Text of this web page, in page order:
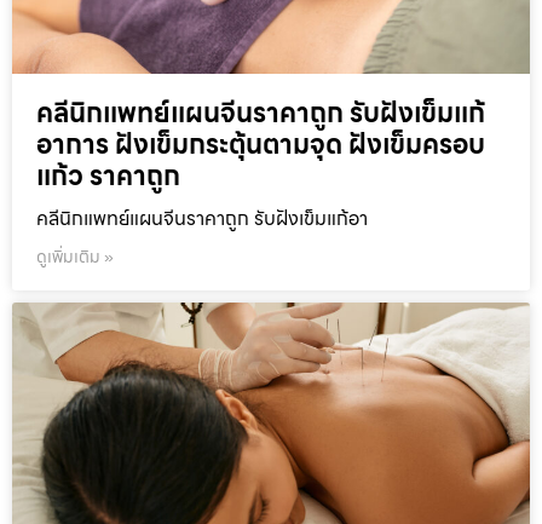
คลีนิกแพทย์แผนจีนราคาถูก รับฝังเข็มแก้
อาการ ฝังเข็มกระตุ้นตามจุด ฝังเข็มครอบ
แก้ว ราคาถูก
คลีนิกแพทย์แผนจีนราคาถูก รับฝังเข็มแก้อา
ดูเพิ่มเติม »